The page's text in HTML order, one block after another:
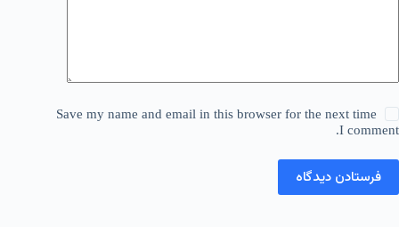
Save my name and email in this browser for the next time
I comment.
فرستادن دیدگاه